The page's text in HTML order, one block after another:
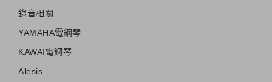
錄音相關
YAMAHA電鋼琴
KAWAI電鋼琴
Alesis